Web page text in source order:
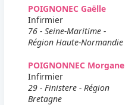
POIGNONEC Gaëlle
Infirmier
76 - Seine-Maritime -
Région Haute-Normandie
POIGNONNEC Morgane
Infirmier
29 - Finistere - Région
Bretagne